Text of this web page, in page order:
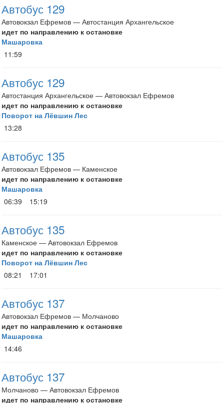
Автобус 129
Автовокзал Ефремов — Автостанция Архангельское
идет по направлению к остановке
Машаровка
11:59
Автобус 129
Автостанция Архангельское — Автовокзал Ефремов
идет по направлению к остановке
Поворот на Лёвшин Лес
13:28
Автобус 135
Автовокзал Ефремов — Каменское
идет по направлению к остановке
Машаровка
06:39
15:19
Автобус 135
Каменское — Автовокзал Ефремов
идет по направлению к остановке
Поворот на Лёвшин Лес
08:21
17:01
Автобус 137
Автовокзал Ефремов — Молчаново
идет по направлению к остановке
Машаровка
14:46
Автобус 137
Молчаново — Автовокзал Ефремов
идет по направлению к остановке